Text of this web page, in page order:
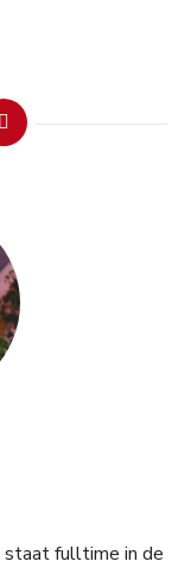
staat fulltime in de